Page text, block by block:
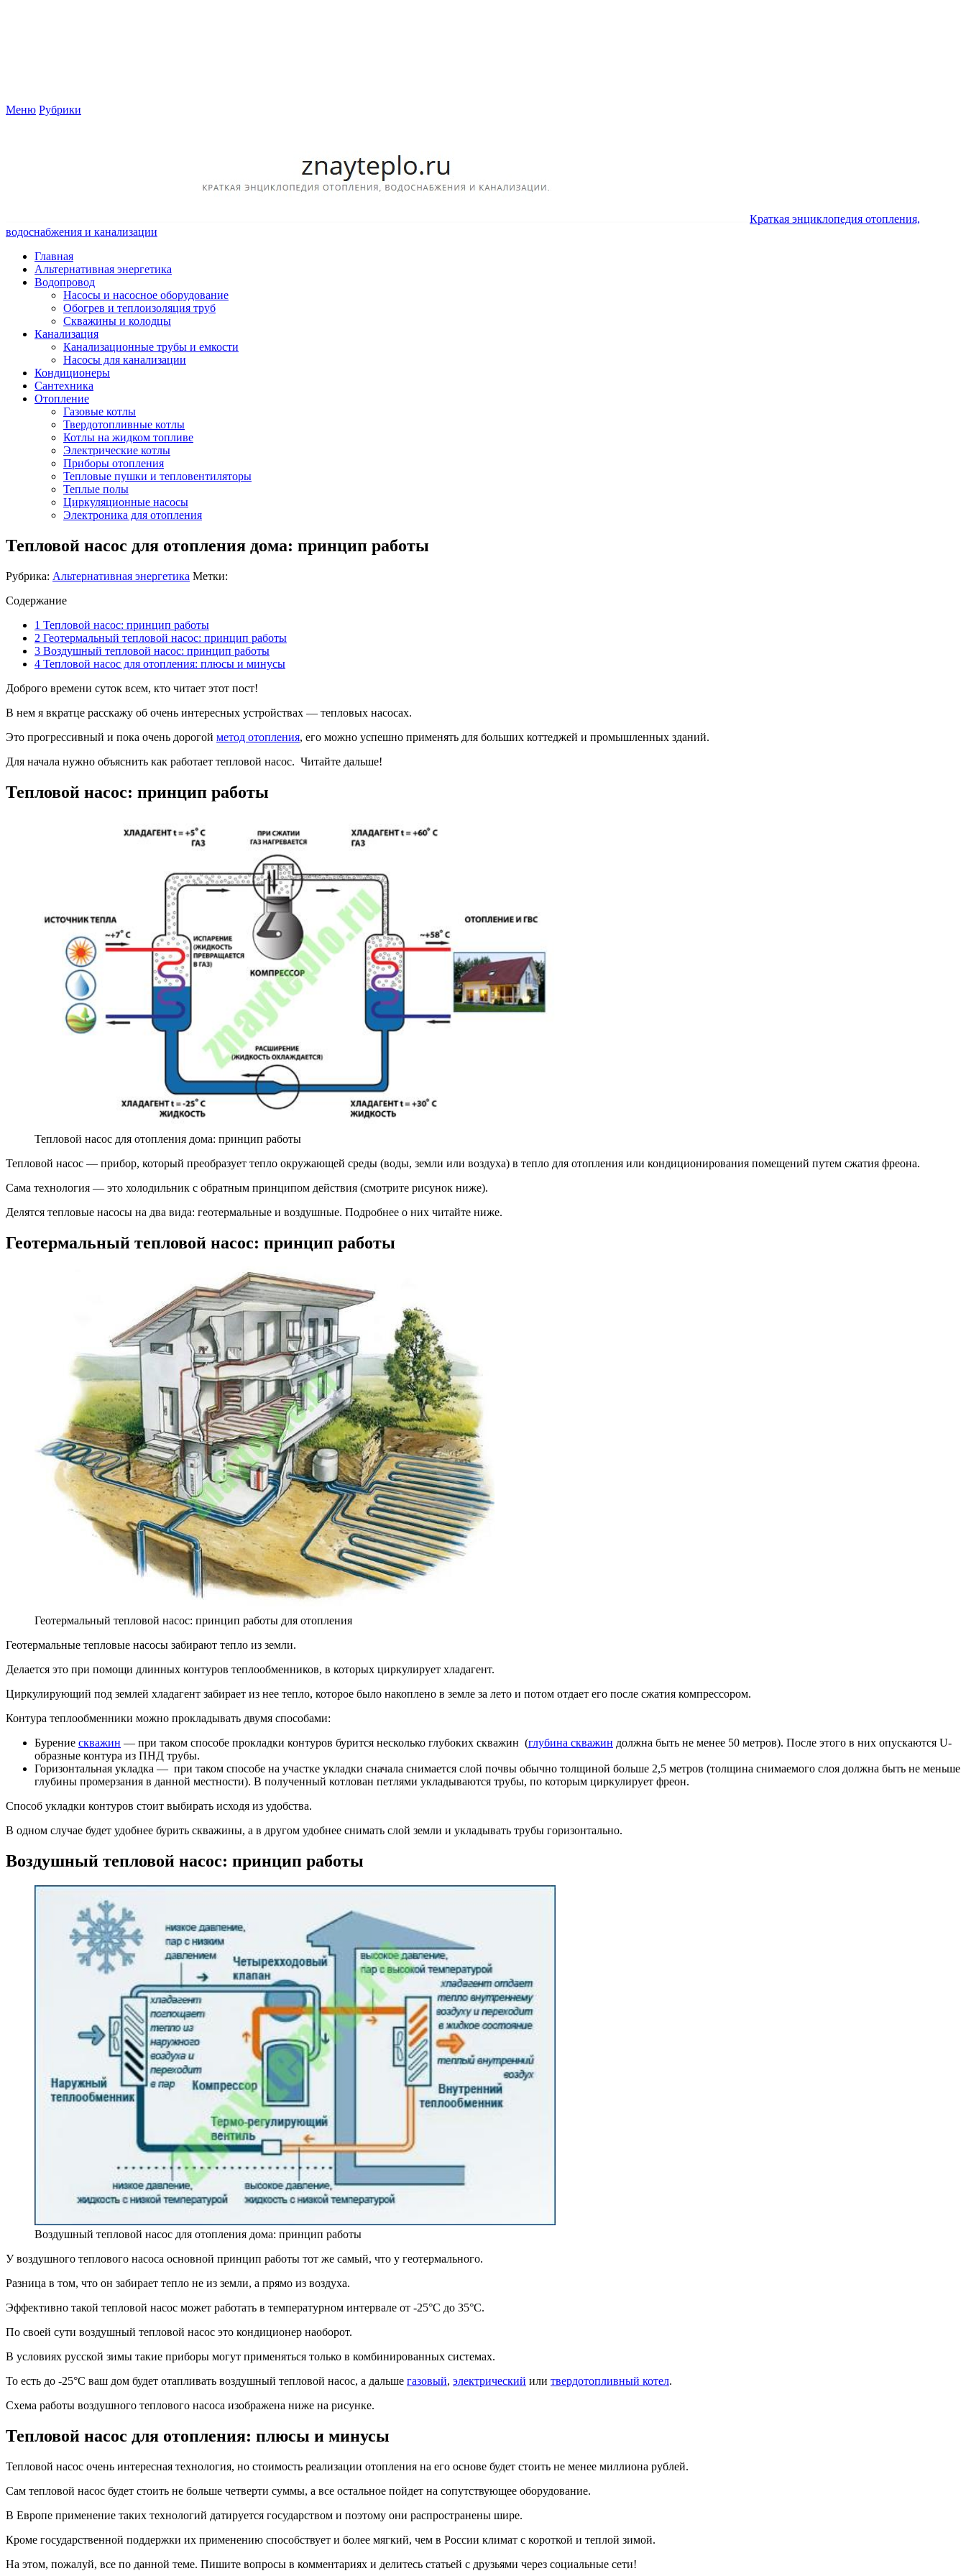
Меню Рубрики
Краткая энциклопедия отопления,
водоснабжения и канализации
Главная
Альтернативная энергетика
Водопровод
Насосы и насосное оборудование
Обогрев и теплоизоляция труб
Скважины и колодцы
Канализация
Канализационные трубы и емкости
Насосы для канализации
Кондиционеры
Сантехника
Отопление
Газовые котлы
Твердотопливные котлы
Котлы на жидком топливе
Электрические котлы
Приборы отопления
Тепловые пушки и тепловентиляторы
Теплые полы
Циркуляционные насосы
Электроника для отопления
Тепловой насос для отопления дома: принцип работы
Рубрика: Альтернативная энергетика Метки:
Содержание
1 Тепловой насос: принцип работы
2 Геотермальный тепловой насос: принцип работы
3 Воздушный тепловой насос: принцип работы
4 Тепловой насос для отопления: плюсы и минусы
Доброго времени суток всем, кто читает этот пост!
В нем я вкратце расскажу об очень интересных устройствах — тепловых насосах.
Это прогрессивный и пока очень дорогой метод отопления, его можно успешно применять для больших коттеджей и промышленных зданий.
Для начала нужно объяснить как работает тепловой насос. Читайте дальше!
Тепловой насос: принцип работы
Тепловой насос для отопления дома: принцип работы
Тепловой насос — прибор, который преобразует тепло окружающей среды (воды, земли или воздуха) в тепло для отопления или кондиционирования помещений путем сжатия фреона.
Сама технология — это холодильник с обратным принципом действия (смотрите рисунок ниже).
Делятся тепловые насосы на два вида: геотермальные и воздушные. Подробнее о них читайте ниже.
Геотермальный тепловой насос: принцип работы
Геотермальный тепловой насос: принцип работы для отопления
Геотермальные тепловые насосы забирают тепло из земли.
Делается это при помощи длинных контуров теплообменников, в которых циркулирует хладагент.
Циркулирующий под землей хладагент забирает из нее тепло, которое было накоплено в земле за лето и потом отдает его после сжатия компрессором.
Контура теплообменники можно прокладывать двумя способами:
Бурение скважин — при таком способе прокладки контуров бурится несколько глубоких скважин (глубина скважин должна быть не менее 50 метров). После этого в них опускаются U-
образные контура из ПНД трубы.
Горизонтальная укладка — при таком способе на участке укладки сначала снимается слой почвы обычно толщиной больше 2,5 метров (толщина снимаемого слоя должна быть не меньше
глубины промерзания в данной местности). В полученный котлован петлями укладываются трубы, по которым циркулирует фреон.
Способ укладки контуров стоит выбирать исходя из удобства.
В одном случае будет удобнее бурить скважины, а в другом удобнее снимать слой земли и укладывать трубы горизонтально.
Воздушный тепловой насос: принцип работы
Воздушный тепловой насос для отопления дома: принцип работы
У воздушного теплового насоса основной принцип работы тот же самый, что у геотермального.
Разница в том, что он забирает тепло не из земли, а прямо из воздуха.
Эффективно такой тепловой насос может работать в температурном интервале от -25°С до 35°С.
По своей сути воздушный тепловой насос это кондиционер наоборот.
В условиях русской зимы такие приборы могут применяться только в комбинированных системах.
То есть до -25°С ваш дом будет отапливать воздушный тепловой насос, а дальше газовый, электрический или твердотопливный котел.
Схема работы воздушного теплового насоса изображена ниже на рисунке.
Тепловой насос для отопления: плюсы и минусы
Тепловой насос очень интересная технология, но стоимость реализации отопления на его основе будет стоить не менее миллиона рублей.
Сам тепловой насос будет стоить не больше четверти суммы, а все остальное пойдет на сопутствующее оборудование.
В Европе применение таких технологий датируется государством и поэтому они распространены шире.
Кроме государственной поддержки их применению способствует и более мягкий, чем в России климат с короткой и теплой зимой.
На этом, пожалуй, все по данной теме. Пишите вопросы в комментариях и делитесь статьей с друзьями через социальные сети!